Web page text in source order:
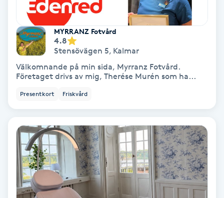
Hollywood Peel
Hot Stone Massage
Hot yoga
Huduppstramning
Hudvård
Hyaluronsyra
MYRRANZ Fotvård
4.8
Stensövägen 5, Kalmar
Välkomnande på min sida, Myrranz Fotvård.
Företaget drivs av mig, Therése Murén som ha...
Presentkort Friskvård